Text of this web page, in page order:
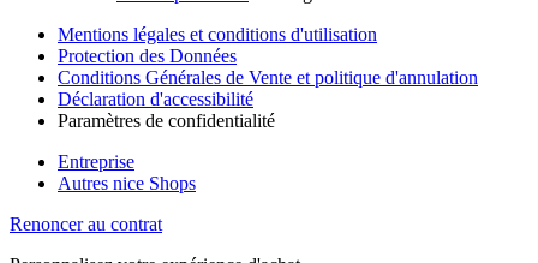
Mentions légales et conditions d'utilisation
Protection des Données
Conditions Générales de Vente et politique d'annulation
Déclaration d'accessibilité
Paramètres de confidentialité
Entreprise
Autres nice Shops
Renoncer au contrat